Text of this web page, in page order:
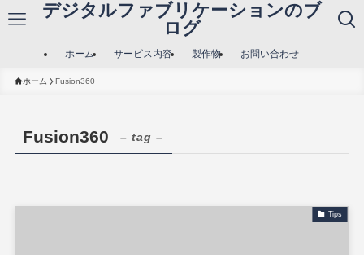
デジタルファブリケーションのブ
ログ
ホーム サービス内容 製作物 お問い合わせ
ホーム Fusion360
Fusion360 – tag –
Tips